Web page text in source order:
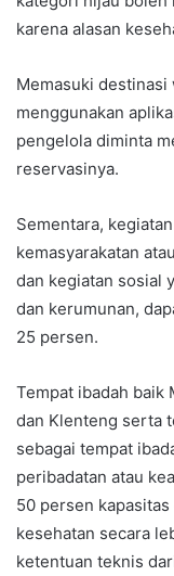
karena alasan
Memasuki
menggunakan
pengelola diminta
reservasinya.
Sementara,
kemasyarakatan
dan kegiatan sosial
dan kerumunan,
25 persen.
Tempat ibadah baik
dan Klenteng serta
sebagai tempat
peribadatan atau
50 persen
kesehatan secara
ketentuan teknis